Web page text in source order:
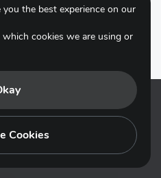
the best experience on our
cookies we are using or
Cookies